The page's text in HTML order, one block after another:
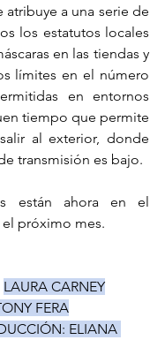
atribuye a una serie de
los estatutos locales
en las tiendas y
límites en el número
en entornos
tiempo que permite
al exterior, donde
transmisión es bajo.
están ahora en el
el próximo mes.
LAURA CARNEY
FERA
ELIANA